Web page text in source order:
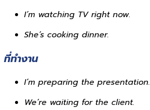
I’m watching TV right now.
She’s cooking dinner.
ที่ทำงาน
I’m preparing the presentation.
We’re waiting for the client.